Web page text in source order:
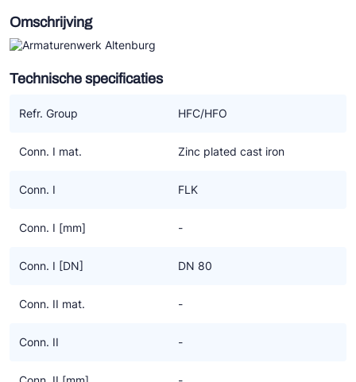
Omschrijving
Technische specificaties
Refr. Group HFC/HFO
Conn. I mat. Zinc plated cast iron
Conn. I FLK
Conn. I [mm] -
Conn. I [DN] DN 80
Conn. II mat. -
Conn. II -